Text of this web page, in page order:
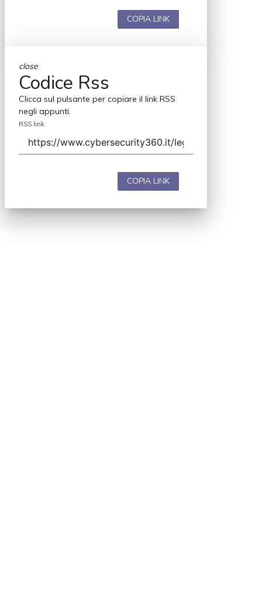
COPIA LINK
close
Codice Rss
Clicca sul pulsante per copiare il link RSS
negli appunti.
RSS link
COPIA LINK